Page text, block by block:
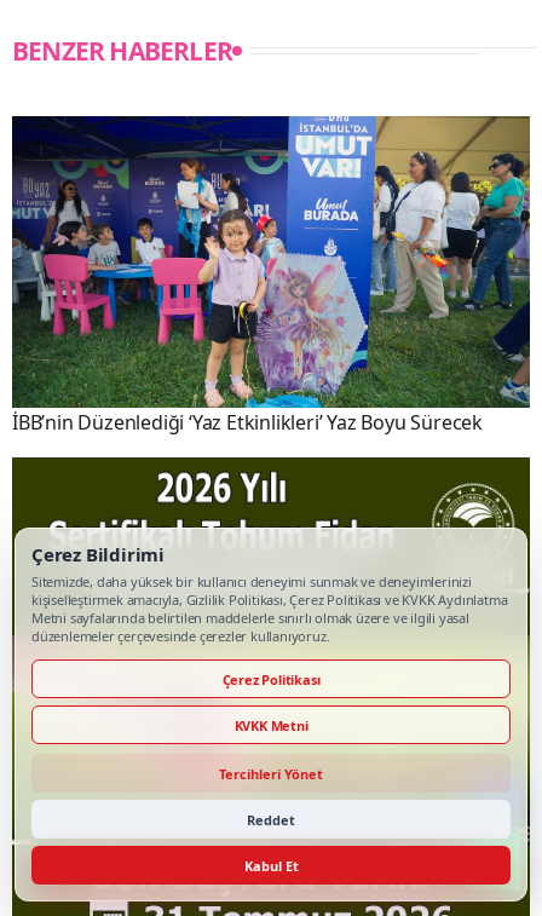
BENZER HABERLER
İBB’nin Düzenlediği ‘Yaz Etkinlikleri’ Yaz Boyu Sürecek
Çerez Bildirimi
Sitemizde, daha yüksek bir kullanıcı deneyimi sunmak ve deneyimlerinizi
kişiselleştirmek amacıyla, Gizlilik Politikası, Çerez Politikası ve KVKK Aydınlatma
Metni sayfalarında belirtilen maddelerle sınırlı olmak üzere ve ilgili yasal
düzenlemeler çerçevesinde çerezler kullanıyoruz.
Çerez Politikası
KVKK Metni
Tercihleri Yönet
Reddet
Kabul Et